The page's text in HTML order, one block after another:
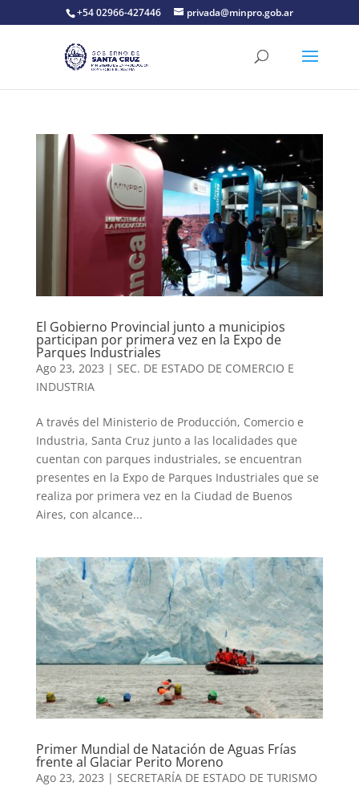
+54 02966-427446 privada@minpro.gob.ar
El Gobierno Provincial junto a municipios
participan por primera vez en la Expo de
Parques Industriales
Ago 23, 2023 | SEC. DE ESTADO DE COMERCIO E
INDUSTRIA
A través del Ministerio de Producción, Comercio e
Industria, Santa Cruz junto a las localidades que
cuentan con parques industriales, se encuentran
presentes en la Expo de Parques Industriales que se
realiza por primera vez en la Ciudad de Buenos
Aires, con alcance...
Primer Mundial de Natación de Aguas Frías
frente al Glaciar Perito Moreno
Ago 23, 2023 | SECRETARÍA DE ESTADO DE TURISMO